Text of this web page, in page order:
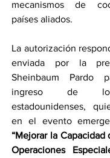
mecanismos de
países aliados.
La autorización
enviada por la
Sheinbaum Pardo
ingreso de
estadounidenses,
“Mejorar la Capacidad
Operaciones